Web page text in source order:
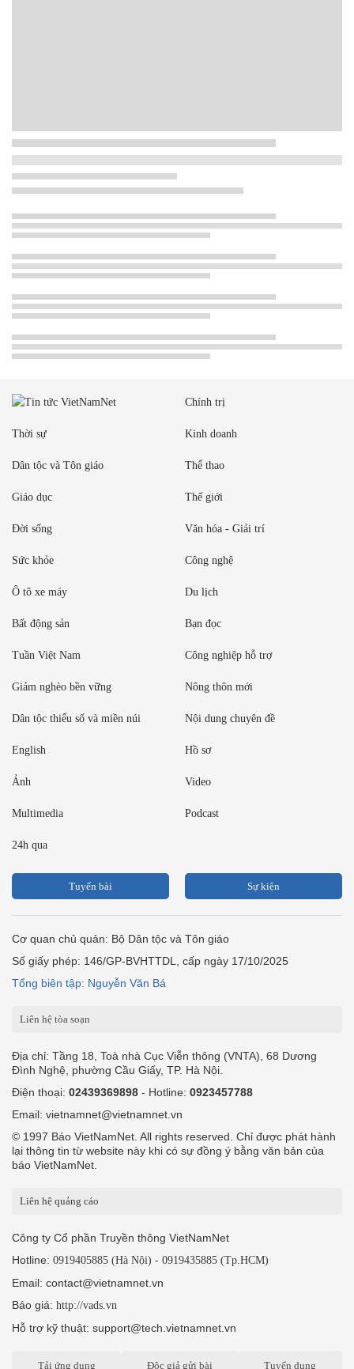
Chính trị
Thời sự Kinh doanh
Dân tộc và Tôn giáo Thể thao
Giáo dục Thế giới
Đời sống Văn hóa - Giải trí
Sức khỏe Công nghệ
Ô tô xe máy Du lịch
Bất động sản Bạn đọc
Tuần Việt Nam Công nghiệp hỗ trợ
Giảm nghèo bền vững Nông thôn mới
Dân tộc thiểu số và miền núi Nội dung chuyên đề
English Hồ sơ
Ảnh Video
Multimedia Podcast
24h qua
Tuyến bài Sự kiện
Cơ quan chủ quản: Bộ Dân tộc và Tôn giáo
Số giấy phép: 146/GP-BVHTTDL, cấp ngày 17/10/2025
Tổng biên tập: Nguyễn Văn Bá
Liên hệ tòa soạn
Địa chỉ: Tầng 18, Toà nhà Cục Viễn thông (VNTA), 68 Dương
Đình Nghệ, phường Cầu Giấy, TP. Hà Nội.
Điện thoại: 02439369898 - Hotline: 0923457788
Email: vietnamnet@vietnamnet.vn
© 1997 Báo VietNamNet. All rights reserved. Chỉ được phát hành
lại thông tin từ website này khi có sự đồng ý bằng văn bản của
báo VietNamNet.
Liên hệ quảng cáo
Công ty Cổ phần Truyền thông VietNamNet
Hotline: 0919405885 (Hà Nội) - 0919435885 (Tp.HCM)
Email: contact@vietnamnet.vn
Báo giá: http://vads.vn
Hỗ trợ kỹ thuật: support@tech.vietnamnet.vn
Tải ứng dụng Độc giả gửi bài Tuyển dụng